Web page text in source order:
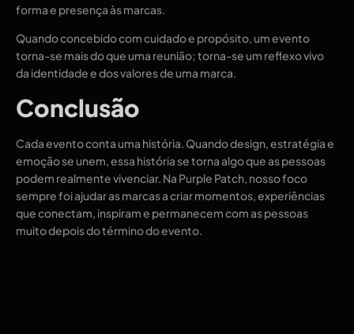
forma e presença às marcas.
Quando concebido com cuidado e propósito, um evento
torna-se mais do que uma reunião; torna-se um reflexo vivo
da identidade e dos valores de uma marca.
Conclusão
Cada evento conta uma história. Quando design, estratégia e
emoção se unem, essa história se torna algo que as pessoas
podem realmente vivenciar. Na Purple Patch, nosso foco
sempre foi ajudar as marcas a criar momentos, experiências
que conectam, inspiram e permanecem com as pessoas
muito depois do término do evento.